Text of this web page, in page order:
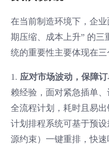
在当前制造环境下，企
期压缩、成本上升” 的三
统的重要性主要体现在三
1. 应对市场波动，保障
赖经验，面对紧急插单
全流程计划，耗时且易
计划排程系统可基于预
源约束）一键重排，快